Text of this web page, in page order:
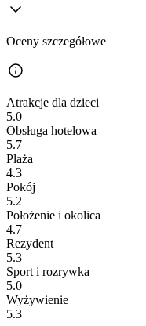
Oceny szczegółowe
Atrakcje dla dzieci
5.0
Obsługa hotelowa
5.7
Plaża
4.3
Pokój
5.2
Położenie i okolica
4.7
Rezydent
5.3
Sport i rozrywka
5.0
Wyżywienie
5.3